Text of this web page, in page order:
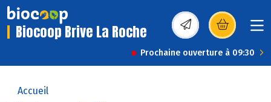
Biocoop Brive La Roche (s’ouvre dans une
Prochaine ouverture à 09:30
Accueil